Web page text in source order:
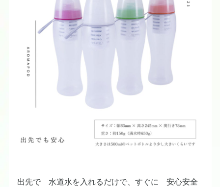
出先で 水道水を入れるだけで、すぐに 安心安全